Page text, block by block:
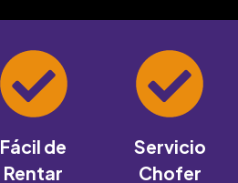
Fácil de
Rentar
Servicio
Chofer